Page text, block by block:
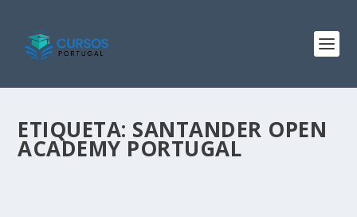
ETIQUETA: SANTANDER OPEN
ACADEMY PORTUGAL